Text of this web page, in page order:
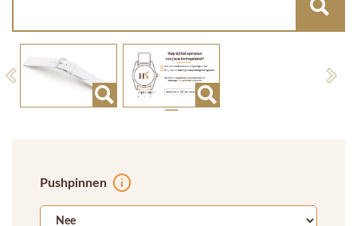
Previous Next
Pushpinnen